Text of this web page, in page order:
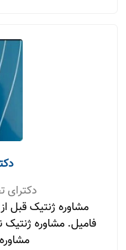
مشاوره ژنتیک قبل
فامیل. مشاوره ژنتیک